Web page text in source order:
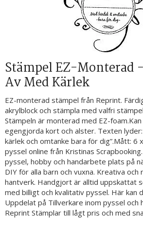
Stämpel EZ-Monterad
Av Med Kärlek
EZ-monterad stämpel från Reprint.
akrylblock och stämpla med valfri
Stämpeln är monterad med EZ-
egengjorda kort och alster. Texten
kärlek och omtanke bara för dig”.Mått: 6
pyssel online från Kristinas
pyssel, hobby och handarbete plats på
DIY för alla barn och vuxna. Kreativa
hantverk. Handgjort är alltid uppskattat
med billigt och kvalitativ pyssel. Här kan
Uppdelat på Tillverkare inom pyssel och
Reprint Stämplar till lågt pris och med